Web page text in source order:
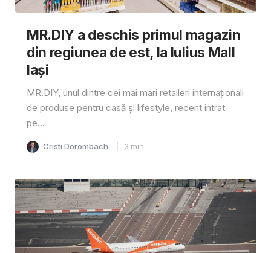
MR.DIY a deschis primul magazin
din regiunea de est, la Iulius Mall
Iași
MR.DIY, unul dintre cei mai mari retaileri internaționali
de produse pentru casă și lifestyle, recent intrat
pe...
Cristi Dorombach 3 min